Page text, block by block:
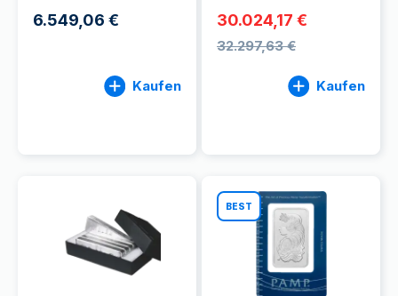
6.549,06 €
Kaufen
30.024,17 €
32.297,63 €
Kaufen
BEST